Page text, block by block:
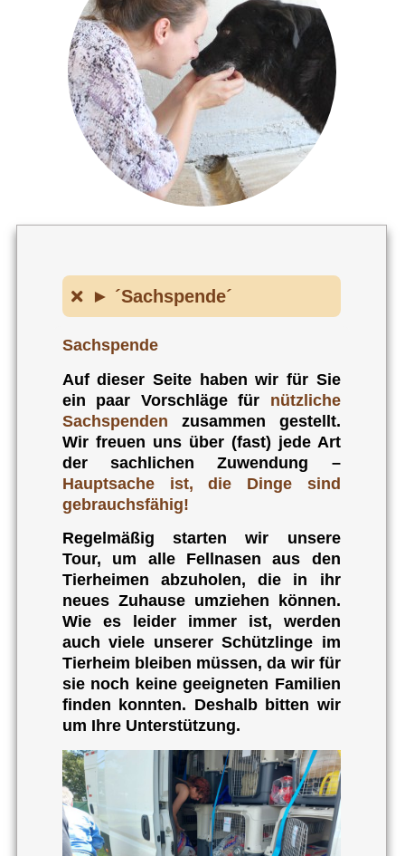
► ´Sachspende´
Sachspende
Auf dieser Seite haben wir für Sie
ein paar Vorschläge für nützliche
Sachspenden zusammen gestellt.
Wir freuen uns über (fast) jede Art
der sachlichen Zuwendung –
Hauptsache ist, die Dinge sind
gebrauchsfähig!
Regelmäßig starten wir unsere
Tour, um alle Fellnasen aus den
Tierheimen abzuholen, die in ihr
neues Zuhause umziehen können.
Wie es leider immer ist, werden
auch viele unserer Schützlinge im
Tierheim bleiben müssen, da wir für
sie noch keine geeigneten Familien
finden konnten. Deshalb bitten wir
um Ihre Unterstützung.